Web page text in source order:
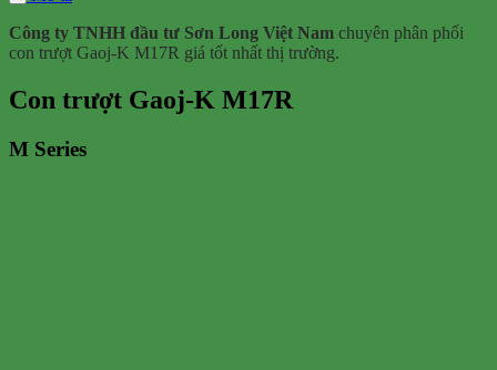
Công ty TNHH đầu tư Sơn Long Việt Nam chuyên phân phối
con trượt Gaoj-K M17R giá tốt nhất thị trường.
Con trượt Gaoj-K M17R
M Series